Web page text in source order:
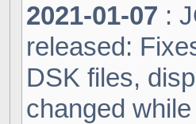
2021-01-07 :
released:
DSK files,
changed